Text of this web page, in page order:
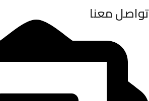
تواصل معنا